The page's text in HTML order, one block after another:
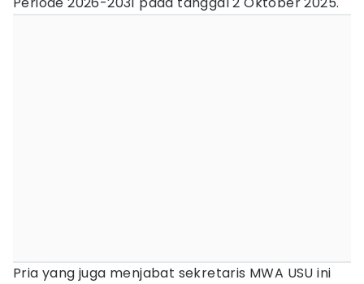
Pria yang juga menjabat sekretaris MWA USU ini